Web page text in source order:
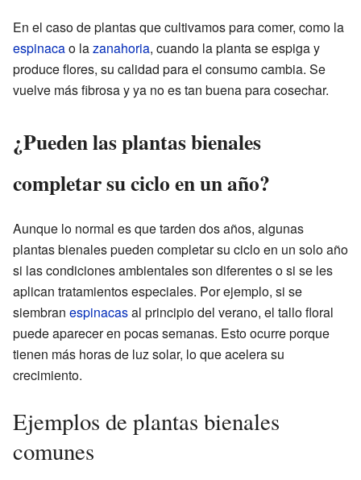
En el caso de plantas que cultivamos para comer, como la
espinacao lazanahoria, cuando la planta se espiga y
produce flores, su calidad para el consumo cambia. Se
vuelve más fibrosa y ya no es tan buena para cosechar.
¿Pueden las plantas bienales
completar su ciclo en un año?
Aunque lo normal es que tarden dos años, algunas
plantas bienales pueden completar su ciclo en un solo año
si las condiciones ambientales son diferentes o si se les
aplican tratamientos especiales. Por ejemplo, si se
siembran espinacasal principio del verano, el tallo floral
puede aparecer en pocas semanas. Esto ocurre porque
tienen más horas de luz solar, lo que acelera su
crecimiento.
Ejemplos de plantas bienales
comunes